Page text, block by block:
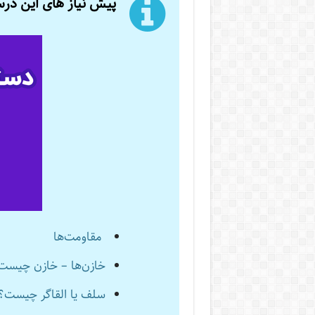
مقاومت‌ها
خازن‌ها – خازن
سلف یا القاگر